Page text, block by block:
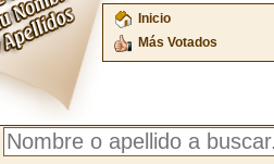
Inicio
Más Votados